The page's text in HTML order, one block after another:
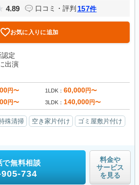
4.89 口コミ・評判 157件
お気に入りに追加
定
出演
円〜 1LDK 60,000円〜
円〜 3LDK 140,000円〜
殊清掃 空き家片付け
ゴミ屋敷片付け
で無料相談
734
料金や
サービス
を見る